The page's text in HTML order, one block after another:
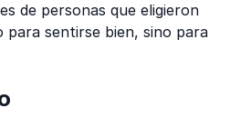
de personas que eligieron
para sentirse bien, sino para